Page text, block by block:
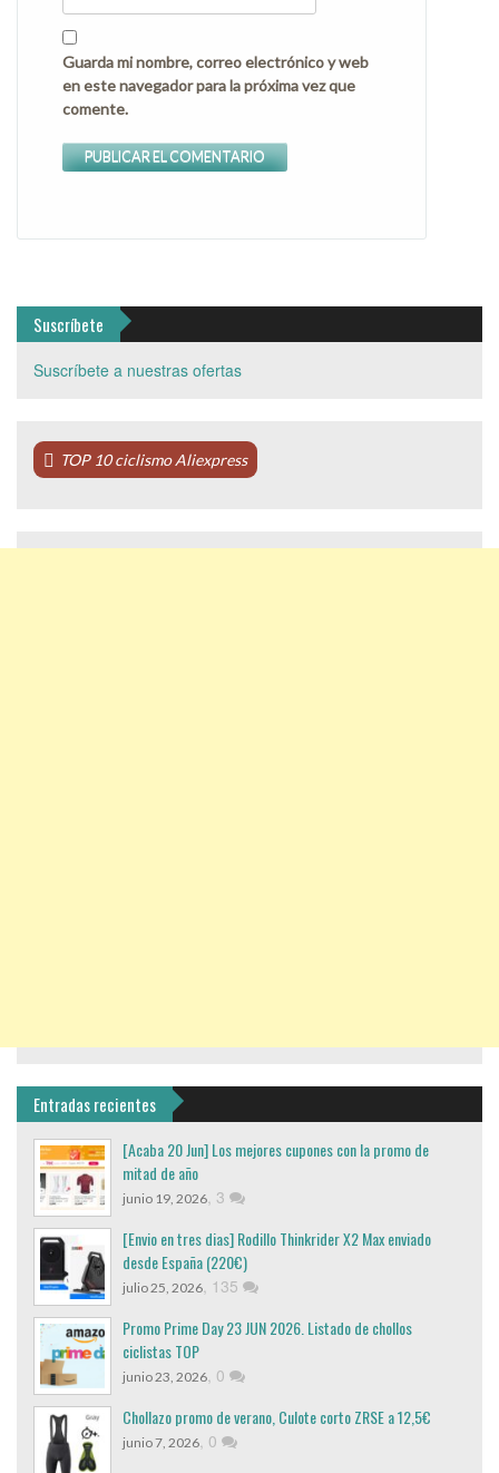
Guarda mi nombre, correo electrónico y web
en este navegador para la próxima vez que
comente.
Suscríbete
Suscríbete a nuestras ofertas
TOP 10 ciclismo Aliexpress
Entradas recientes
[Acaba 20 Jun] Los mejores cupones con la promo de
mitad de año
junio 19, 2026, 3
[Envio en tres dias] Rodillo Thinkrider X2 Max enviado
desde España (220€)
julio 25, 2026, 135
Promo Prime Day 23 JUN 2026. Listado de chollos
ciclistas TOP
junio 23, 2026, 0
Chollazo promo de verano, Culote corto ZRSE a 12,5€
junio 7, 2026, 0